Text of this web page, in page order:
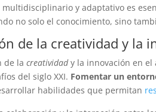
multidisciplinario y adaptativo es
no solo el conocimiento, sino
de la creatividad y la
de lacreatividady la innovación en el
del siglo XXI. Fomentar un
habilidades que permitan